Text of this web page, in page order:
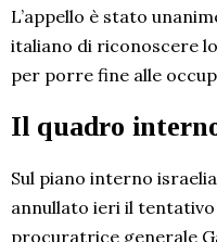
L’appello è stato
italiano di riconoscere
per porre fine alle
Il quadro
Sul piano interno
annullato ieri il
procuratrice generale